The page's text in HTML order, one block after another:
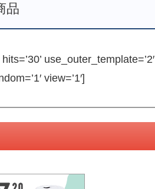
品
use_outer_template=’2′
view=’1′]